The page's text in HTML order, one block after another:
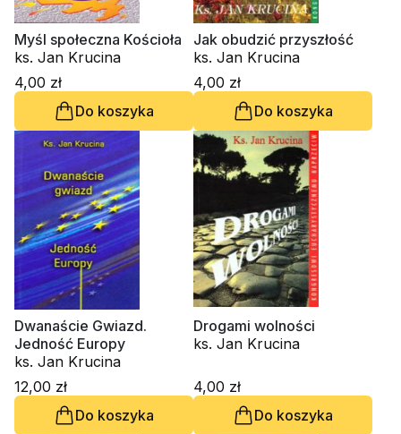
Myśl społeczna Kościoła
ks. Jan Krucina
4,00 zł
Do koszyka
Jak obudzić przyszłość
ks. Jan Krucina
4,00 zł
Do koszyka
Dwanaście Gwiazd.
Jedność Europy
ks. Jan Krucina
12,00 zł
Do koszyka
Drogami wolności
ks. Jan Krucina
4,00 zł
Do koszyka